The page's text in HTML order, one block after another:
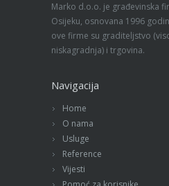
Marko d.o.o. je građevinska
Osijeku, osnovana 1996
ove firme su graditeljstvo
niskagradnja) i trgovina.
Navigacija
Home
O nama
Usluge
Reference
Vijesti